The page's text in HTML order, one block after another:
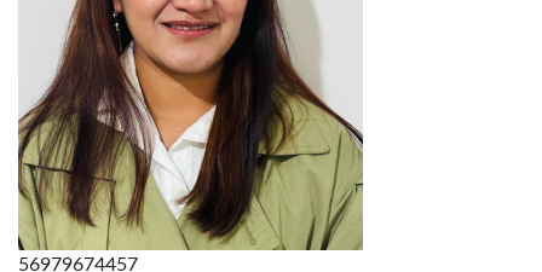
56979674457